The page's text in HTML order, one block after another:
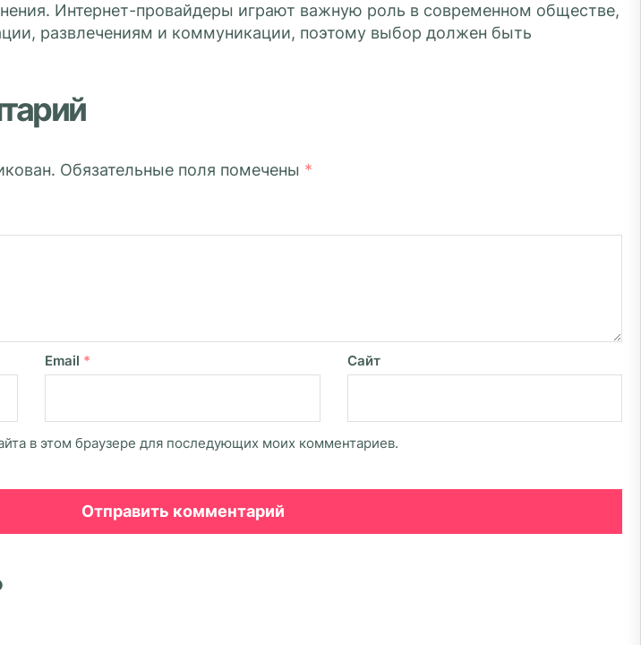
Интернет-провайдеры играют важную роль в современном обществе,
развлечениям и коммуникации, поэтому выбор должен быть
Обязательные поля помечены *
Email * Сайт
в этом браузере для последующих моих комментариев.